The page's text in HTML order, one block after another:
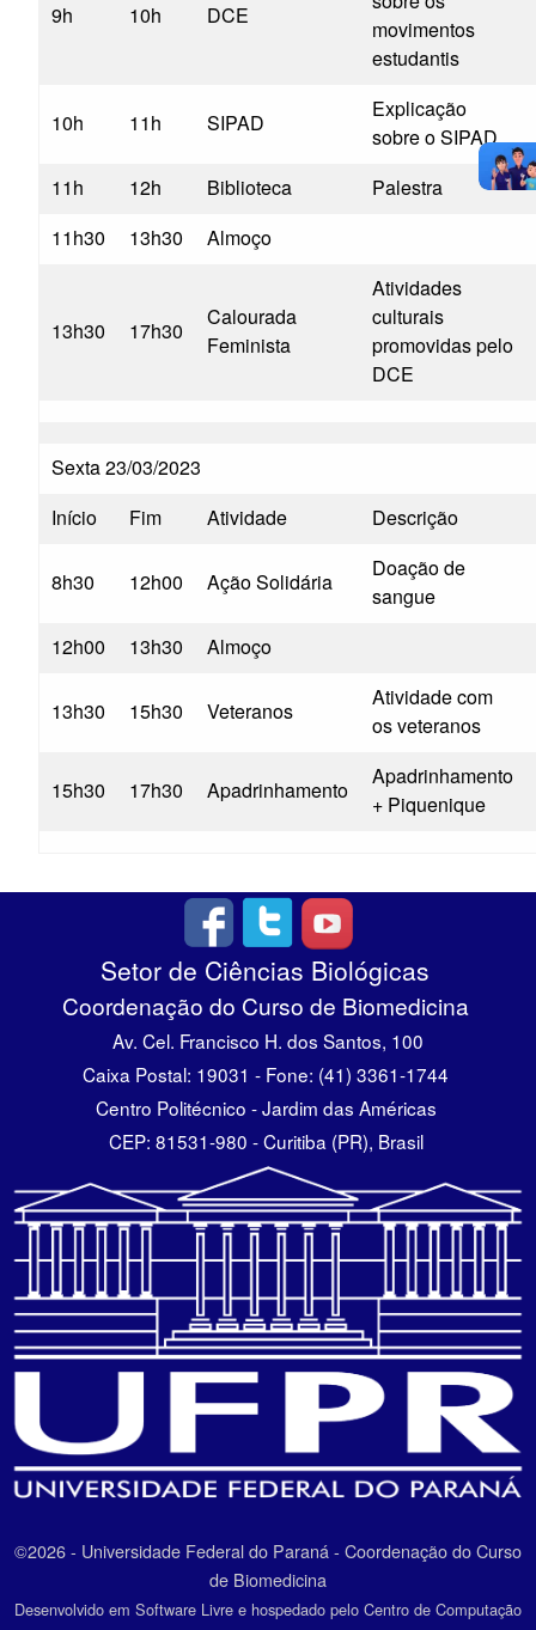
9h 10h DCE
movimentos
estudantis
10h 11h SIPAD
Explicação
sobre o SIPAD
11h
12h Biblioteca
Palestra
11h30
13h30 Almoço
13h30 17h30
Calourada
Feminista
Atividades
culturais
promovidas pelo
DCE
Sexta 23/03/2023
Início
Fim Atividade Descrição
8h30 12h00 Ação Solidária
Doação de
sangue
12h00
13h30 Almoço
13h30 15h30 Veteranos
Atividade com
os veteranos
15h30 17h30 Apadrinhamento
Apadrinhamento
+ Piquenique
Setor de Ciências Biológicas
Coordenação do Curso de Biomedicina
Av. Cel. Francisco H. dos Santos, 100
Caixa Postal: 19031 - Fone: (41) 3361-1744
Centro Politécnico - Jardim das Américas
CEP: 81531-980 - Curitiba (PR), Brasil
©2026 - Universidade Federal do Paraná - Coordenação do Curso
de Biomedicina
Desenvolvido em Software Livre e hospedado pelo Centro de Computação